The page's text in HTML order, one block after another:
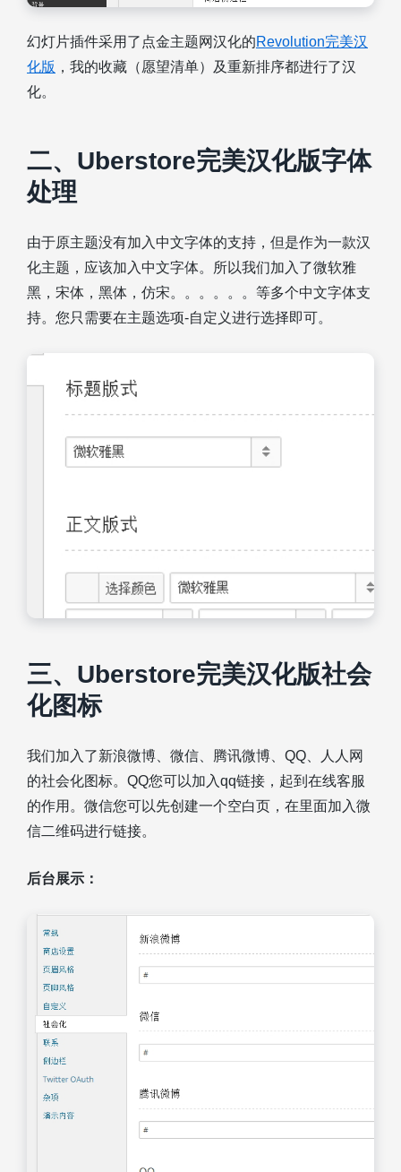
幻灯片插件采用了点金主题网汉化的Revolution完美汉
化版 ，我的收藏（愿望清单）及重新排序都进行了汉
化。
二、Uberstore完美汉化版字体
处理
由于原主题没有加入中文字体的支持，但是作为一款汉
化主题，应该加入中文字体。所以我们加入了微软雅
黑，宋体，黑体，仿宋。。。。。。等多个中文字体支
持。您只需要在主题选项-自定义进行选择即可。
三、Uberstore完美汉化版社会
化图标
我们加入了新浪微博、微信、腾讯微博、QQ、人人网
的社会化图标。QQ您可以加入qq链接，起到在线客服
的作用。微信您可以先创建一个空白页，在里面加入微
信二维码进行链接。
后台展示：